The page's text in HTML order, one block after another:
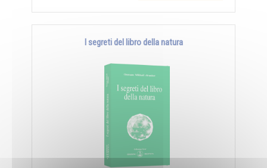
I segreti del libro della natura